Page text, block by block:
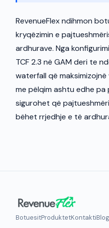
RevenueFlex ndihmon
kryqëzimin e
ardhurave. Nga
TCF 2.3 në GAM deri te
waterfall që
me pëlqim ashtu edhe pa
sigurohet që
bëhet rrjedhje e të
BotuesitProduktetKontaktiBlog